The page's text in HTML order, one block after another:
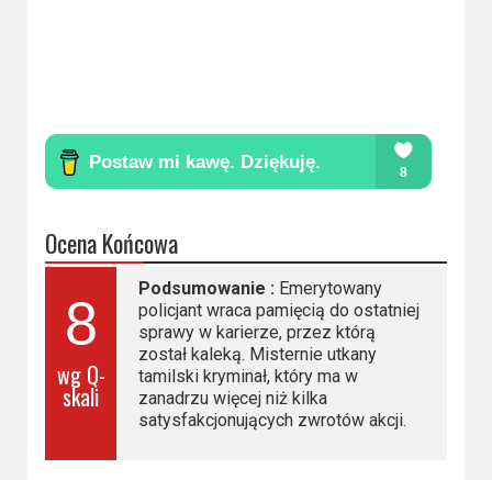
Ocena Końcowa
8
wg Q-
skali
Podsumowanie : Emerytowany
policjant wraca pamięcią do ostatniej
sprawy w karierze, przez którą
został kaleką. Misternie utkany
tamilski kryminał, który ma w
zanadrzu więcej niż kilka
satysfakcjonujących zwrotów akcji.